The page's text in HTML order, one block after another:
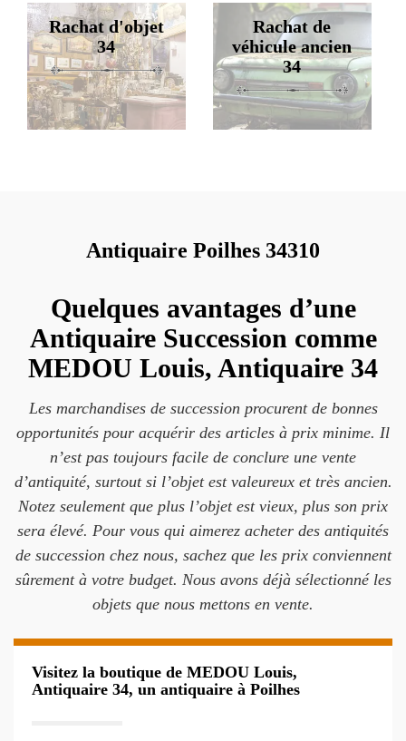
Rachat d'objet
34
Rachat de
véhicule ancien
34
Antiquaire Poilhes 34310
Quelques avantages d’une
Antiquaire Succession comme
MEDOU Louis, Antiquaire 34
Les marchandises de succession procurent de bonnes
opportunités pour acquérir des articles à prix minime. Il
n’est pas toujours facile de conclure une vente
d’antiquité, surtout si l’objet est valeureux et très ancien.
Notez seulement que plus l’objet est vieux, plus son prix
sera élevé. Pour vous qui aimerez acheter des antiquités
de succession chez nous, sachez que les prix conviennent
sûrement à votre budget. Nous avons déjà sélectionné les
objets que nous mettons en vente.
Visitez la boutique de MEDOU Louis,
Antiquaire 34, un antiquaire à Poilhes